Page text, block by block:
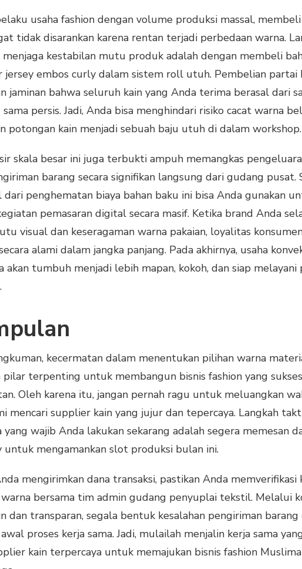
usaha fashion dengan volume produksi massal, membeli
tidak disarankan karena rentan terjadi perbedaan warna.
kestabilan mutu produk adalah dengan membeli
jersey embos curly dalam sistem roll utuh. Pembelian partai
jaminan bahwa seluruh kain yang Anda terima berasal dari
sama persis. Jadi, Anda bisa menghindari risiko cacat warna
potongan kain menjadi sebuah baju utuh di dalam workshop.
skala besar ini juga terbukti ampuh memangkas
barang secara signifikan langsung dari gudang pusat.
dari penghematan biaya bahan baku ini bisa Anda gunakan
pemasaran digital secara masif. Ketika brand Anda
visual dan keseragaman warna pakaian, loyalitas
alami dalam jangka panjang. Pada akhirnya, usaha
akan tumbuh menjadi lebih mapan, kokoh, dan siap melayani
kecermatan dalam menentukan pilihan warna
pilar terpenting untuk membangun bisnis fashion yang
Oleh karena itu, jangan pernah ragu untuk meluangkan
mencari supplier kain yang jujur dan tepercaya. Langkah
wajib Anda lakukan sekarang adalah segera memesan
untuk mengamankan slot produksi bulan ini.
mengirimkan dana transaksi, pastikan Anda memverifikasi
bersama tim admin gudang penyuplai tekstil. Melalui
dan transparan, segala bentuk kesalahan pengiriman
proses kerja sama. Jadi, mulailah menjalin kerja sama
kain terpercaya untuk memajukan bisnis fashion